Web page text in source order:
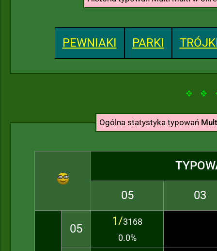
PEWNIAKI PARKI
Ogólna statystyka typowań
05 03
05
1/3168
0.0%